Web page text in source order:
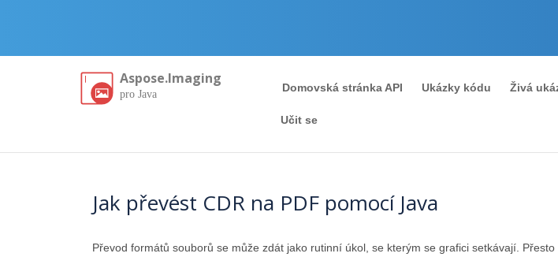
Aspose.Imaging
pro Java
Domovská stránka API Ukázky kódu Živá
Učit se
Jak převést CDR na PDF pomocí Java
Převod formátů souborů se může zdát jako rutinní úkol, se kterým se grafici setkávají.